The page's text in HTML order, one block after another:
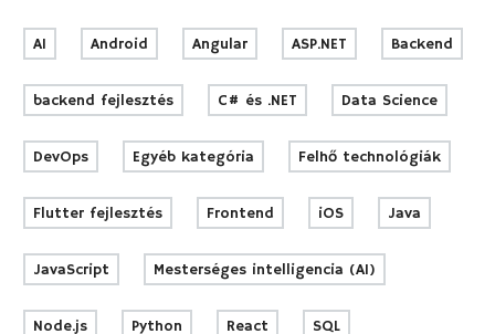
AI Android Angular ASP.NET Backend
backend fejlesztés C# és .NET Data Science
DevOps Egyéb kategória Felhő technológiák
Flutter fejlesztés Frontend iOS Java
JavaScript Mesterséges intelligencia (AI)
Node.js Python React SQL